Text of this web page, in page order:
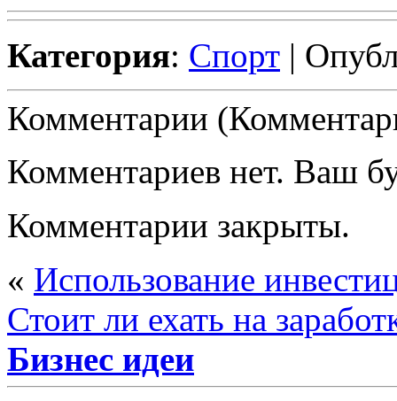
Категория: Спорт |
Комментарии
Комментариев нет. Ваш
Комментарии закрыты.
« Использование
Стоит ли ехать на
Бизнес идеи